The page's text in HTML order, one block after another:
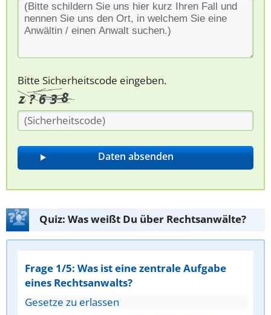
Bitte Sicherheitscode eingeben.
Quiz: Was weißt Du über Rechtsanwälte?
Frage 1/5: Was ist eine zentrale Aufgabe
eines Rechtsanwalts?
Gesetze zu erlassen